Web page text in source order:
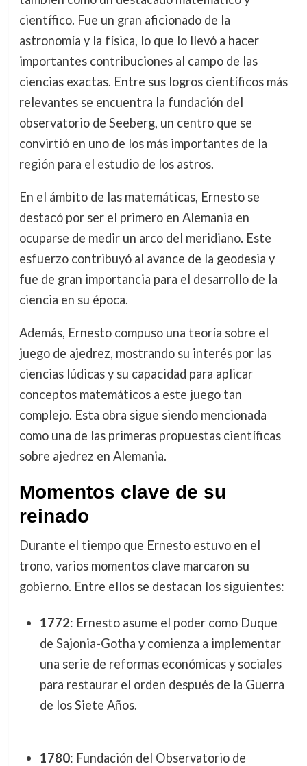
científico. Fue un gran aficionado de la
astronomía y la física, lo que lo llevó a hacer
importantes contribuciones al campo de las
ciencias exactas. Entre sus logros científicos más
relevantes se encuentra la fundación del
observatorio de Seeberg, un centro que se
convirtió en uno de los más importantes de la
región para el estudio de los astros.
En el ámbito de las matemáticas, Ernesto se
destacó por ser el primero en Alemania en
ocuparse de medir un arco del meridiano. Este
esfuerzo contribuyó al avance de la geodesia y
fue de gran importancia para el desarrollo de la
ciencia en su época.
Además, Ernesto compuso una teoría sobre el
juego de ajedrez, mostrando su interés por las
ciencias lúdicas y su capacidad para aplicar
conceptos matemáticos a este juego tan
complejo. Esta obra sigue siendo mencionada
como una de las primeras propuestas científicas
sobre ajedrez en Alemania.
Momentos clave de su
reinado
Durante el tiempo que Ernesto estuvo en el
trono, varios momentos clave marcaron su
gobierno. Entre ellos se destacan los siguientes:
1772: Ernesto asume el poder como Duque
de Sajonia-Gotha y comienza a implementar
una serie de reformas económicas y sociales
para restaurar el orden después de la Guerra
de los Siete Años.
1780: Fundación del Observatorio de